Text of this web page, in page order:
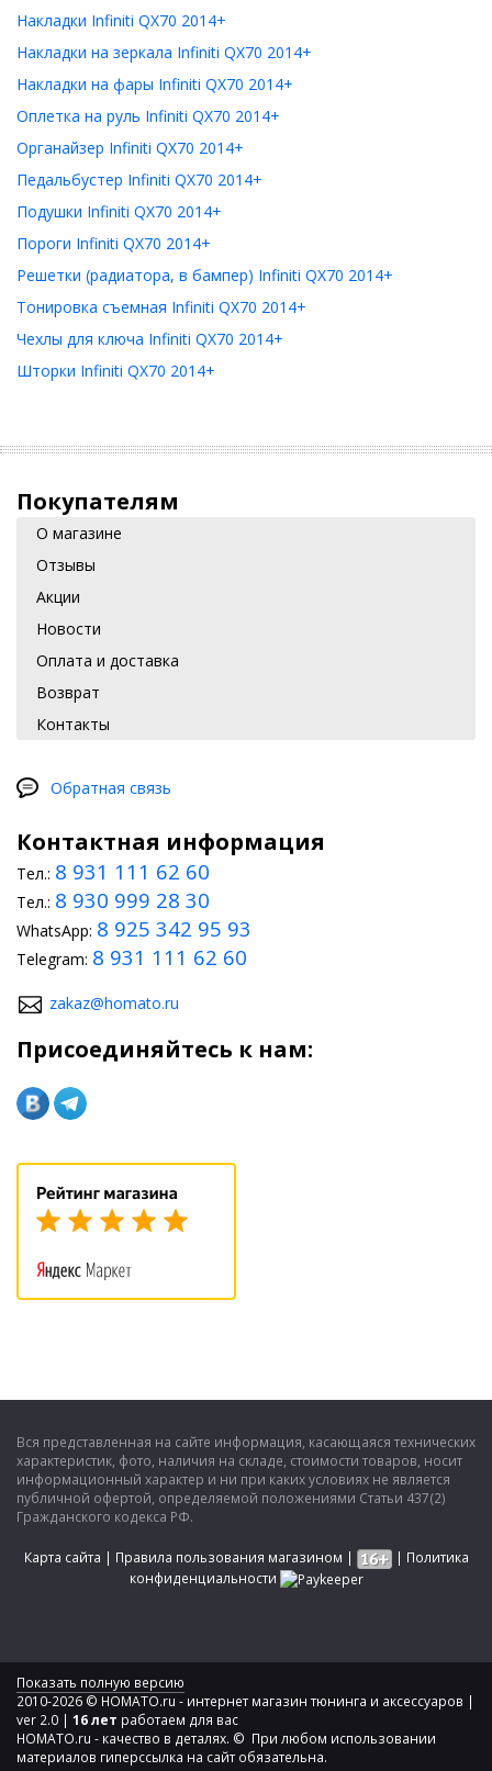
Накладки Infiniti QX70 2014+
Накладки на зеркала Infiniti QX70 2014+
Накладки на фары Infiniti QX70 2014+
Оплетка на руль Infiniti QX70 2014+
Органайзер Infiniti QX70 2014+
Педальбустер Infiniti QX70 2014+
Подушки Infiniti QX70 2014+
Пороги Infiniti QX70 2014+
Решетки (радиатора, в бампер) Infiniti QX70 2014+
Тонировка съемная Infiniti QX70 2014+
Чехлы для ключа Infiniti QX70 2014+
Шторки Infiniti QX70 2014+
Покупателям
О магазине
Отзывы
Акции
Новости
Оплата и доставка
Возврат
Контакты
Обратная связь
Контактная информация
Тел.: 8 931 111 62 60
Тел.: 8 930 999 28 30
WhatsApp: 8 925 342 95 93
Telegram: 8 931 111 62 60
zakaz@homato.ru
Присоединяйтесь к нам:
Вся представленная на сайте информация, касающаяся технических
характеристик, фото, наличия на складе, стоимости товаров, носит
информационный характер и ни при каких условиях не является
публичной офертой, определяемой положениями Статьи 437(2)
Гражданского кодекса РФ.
Карта сайта | Правила пользования магазином | | Политика
конфиденциальности
Показать полную версию
2010-2026 © HOMATO.ru - интернет магазин тюнинга и аксессуаров |
ver 2.0 | 16 лет работаем для вас
HOMATO.ru - качество в деталях. © При любом использовании
материалов гиперссылка на сайт обязательна.